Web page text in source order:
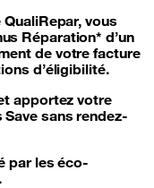
vous
Réparation* d’un
de votre facture
d’éligibilité.
apportez votre
sans rendez-
par les éco-